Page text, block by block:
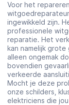
Voor het
ingewikkeld zijn.
professionele
reparatie. Het
kan namelijk
alleen ongemak
bovendien
verkeerde
Mocht je deze
onze schilders,
elektriciens die